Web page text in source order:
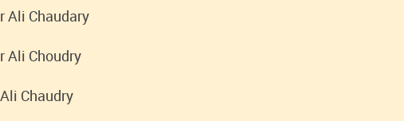
Ali Chaudary
Ali Choudry
Chaudry